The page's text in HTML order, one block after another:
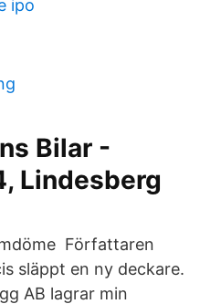
ipo
Bilar -
Lindesberg
Författaren
släppt en ny deckare.
AB lagrar min